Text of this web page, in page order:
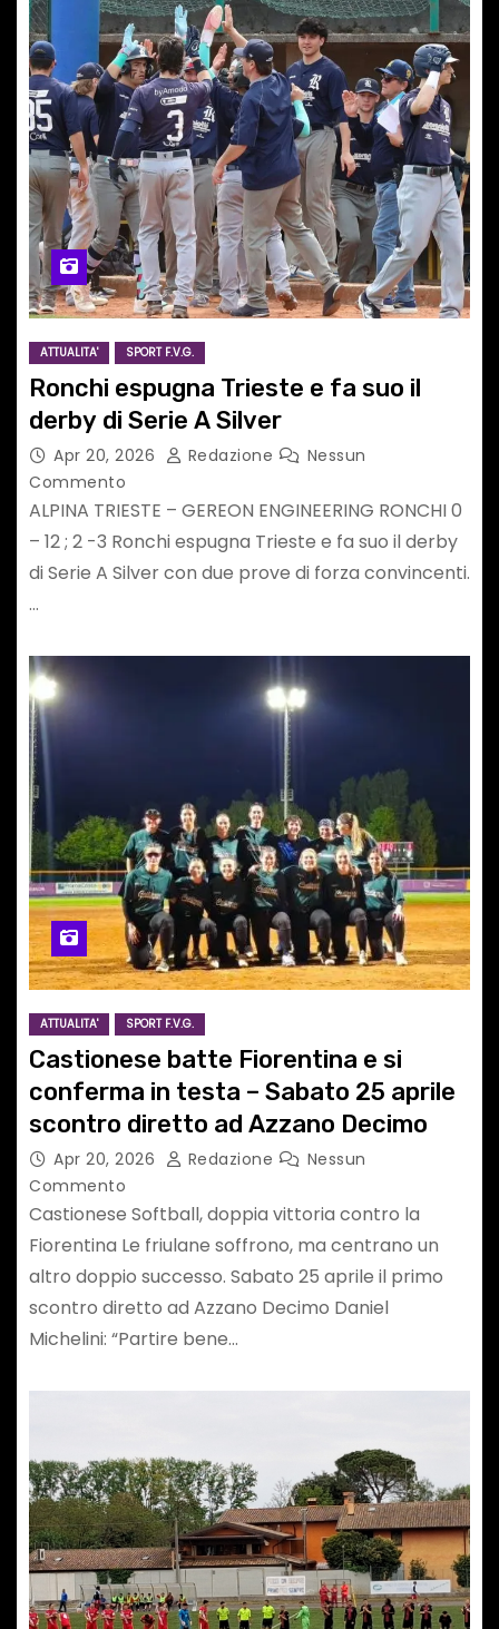
ATTUALITA' SPORT F.V.G.
Ronchi espugna Trieste e fa suo il
derby di Serie A Silver
Apr 20, 2026 Redazione
Nessun
Commento
ALPINA TRIESTE – GEREON ENGINEERING RONCHI 0
– 12 ; 2 -3 Ronchi espugna Trieste e fa suo il derby
di Serie A Silver con due prove di forza convincenti.
…
ATTUALITA' SPORT F.V.G.
Castionese batte Fiorentina e si
conferma in testa – Sabato 25 aprile
scontro diretto ad Azzano Decimo
Apr 20, 2026 Redazione
Nessun
Commento
Castionese Softball, doppia vittoria contro la
Fiorentina Le friulane soffrono, ma centrano un
altro doppio successo. Sabato 25 aprile il primo
scontro diretto ad Azzano Decimo Daniel
Michelini: “Partire bene…